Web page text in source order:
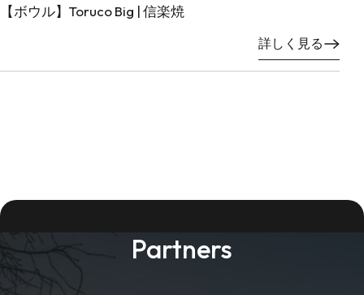
【ボウル】Toruco Big | 信楽焼
詳しく見る
Partners